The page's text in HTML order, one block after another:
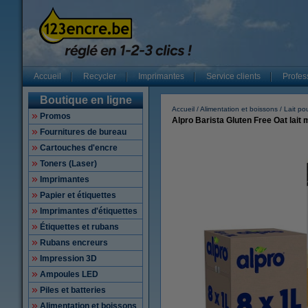
Accueil Recycler Imprimantes Service clients
Boutique en ligne
Promos
Fournitures de bureau
Cartouches d'encre
Toners (Laser)
Imprimantes
Papier et étiquettes
Imprimantes d'étiquettes
Étiquettes et rubans
Rubans encreurs
Impression 3D
Ampoules LED
Piles et batteries
Alimentation et boissons
Accueil Alimentation et boissons Lait
Alpro Barista Gluten Free Oat lait